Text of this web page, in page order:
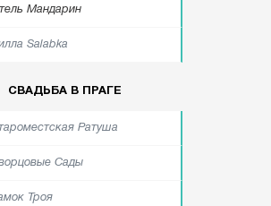
Мандарин
Salabka
СВАДЬБА В ПРАГЕ
Ратуша
Сады
Троя